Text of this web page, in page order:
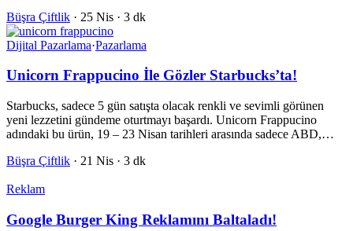
Büşra Çiftlik · 25 Nis · 3 dk
Dijital Pazarlama·Pazarlama
Unicorn Frappucino İle Gözler Starbucks’ta!
Starbucks, sadece 5 gün satışta olacak renkli ve sevimli görünen
yeni lezzetini gündeme oturtmayı başardı. Unicorn Frappucino
adındaki bu ürün, 19 – 23 Nisan tarihleri arasında sadece ABD,…
Büşra Çiftlik · 21 Nis · 3 dk
Reklam
Google Burger King Reklamını Baltaladı!